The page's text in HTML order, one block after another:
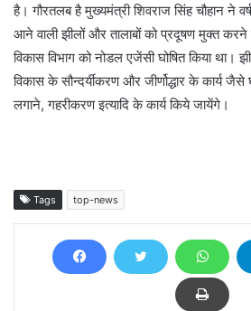
है। गौरतलब है मुख्यमंत्री शिवराज सिंह चौहान ने
आने वाली झीलों और तालाबों को प्रदूषण मुक्त
विकास विभाग को नोडल एजेंसी घोषित किया था।
विकास के सौन्दर्यीकरण और जीर्णोद्धार के कार्य जैसे
लगाने, गहरीकरण इत्यादि के कार्य किये जायेंगे।
Tags top-news